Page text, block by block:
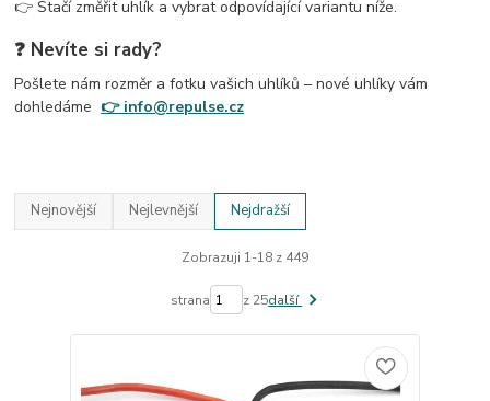
👉 Stačí změřit uhlík a vybrat odpovídající variantu níže.
❓ Nevíte si rady?
Pošlete nám rozměr a fotku vašich uhlíků – nové uhlíky vám
dohledáme👉 info@repulse.cz
Nejnovější Nejlevnější Nejdražší
Zobrazuji 1-18 z 449
strana z 25další